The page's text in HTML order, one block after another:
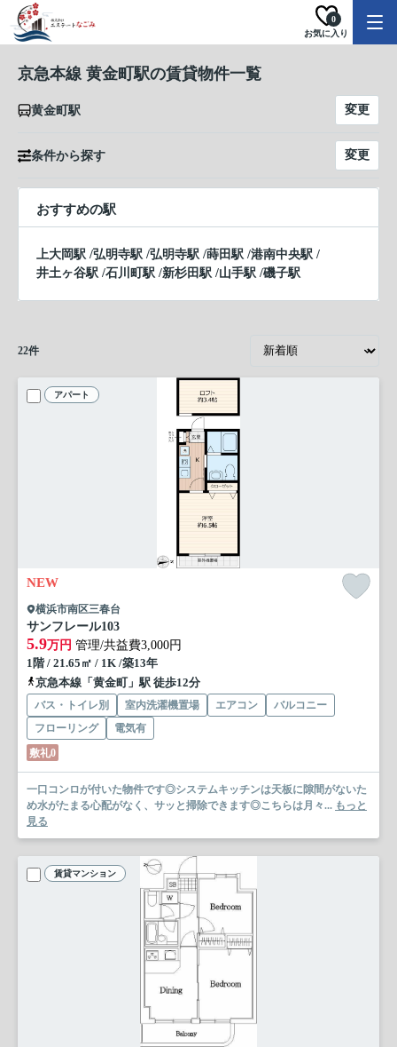
お気に入り
0
京急本線 黄金町駅の賃貸物件一覧
黄金町駅 変更
条件から探す 変更
おすすめの駅
上大岡駅 /弘明寺駅 /弘明寺駅 /蒔田駅 /港南中央駅 /
井土ヶ谷駅 /石川町駅 /新杉田駅 /山手駅 /磯子駅
22件
アパート
NEW
横浜市南区三春台
サンフレール103
5.9万円 管理/共益費3,000円
1階 / 21.65㎡ / 1K /築13年
京急本線「黄金町」駅 徒歩12分
バス・トイレ別 室内洗濯機置場 エアコン
バルコニー
フローリング
電気有
敷礼0
一口コンロが付いた物件です◎システムキッチンは天板に隙間がないた
め水がたまる心配がなく、サッと掃除できます◎こちらは月々... もっと
見る
賃貸マンション